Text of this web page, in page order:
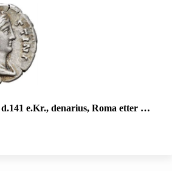
Roma etter 147 e.Kr. R: Ceres stående mot venstre